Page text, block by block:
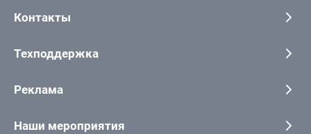
Контакты
Техподдержка
Реклама
Наши мероприятия